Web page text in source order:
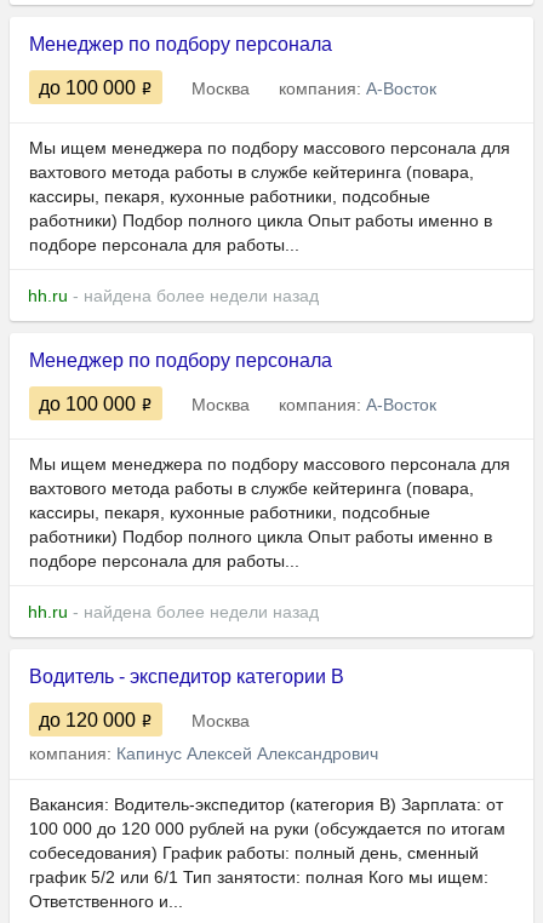
Менеджер по подбору персонала
до 100 000 Москва компания: А-Восток
Мы ищем менеджера по подбору массового персонала для
вахтового метода работы в службе кейтеринга (повара,
кассиры, пекаря, кухонные работники, подсобные
работники) Подбор полного цикла Опыт работы именно в
подборе персонала для работы...
hh.ru - найдена более недели назад
Менеджер по подбору персонала
до 100 000 Москва компания: А-Восток
Мы ищем менеджера по подбору массового персонала для
вахтового метода работы в службе кейтеринга (повара,
кассиры, пекаря, кухонные работники, подсобные
работники) Подбор полного цикла Опыт работы именно в
подборе персонала для работы...
hh.ru - найдена более недели назад
Водитель - экспедитор категории B
до 120 000
Москва
компания: Капинус Алексей Александрович
Вакансия: Водитель-экспедитор (категория B) Зарплата: от
100 000 до 120 000 рублей на руки (обсуждается по итогам
собеседования) График работы: полный день, сменный
график 5/2 или 6/1 Тип занятости: полная Кого мы ищем:
Ответственного и...